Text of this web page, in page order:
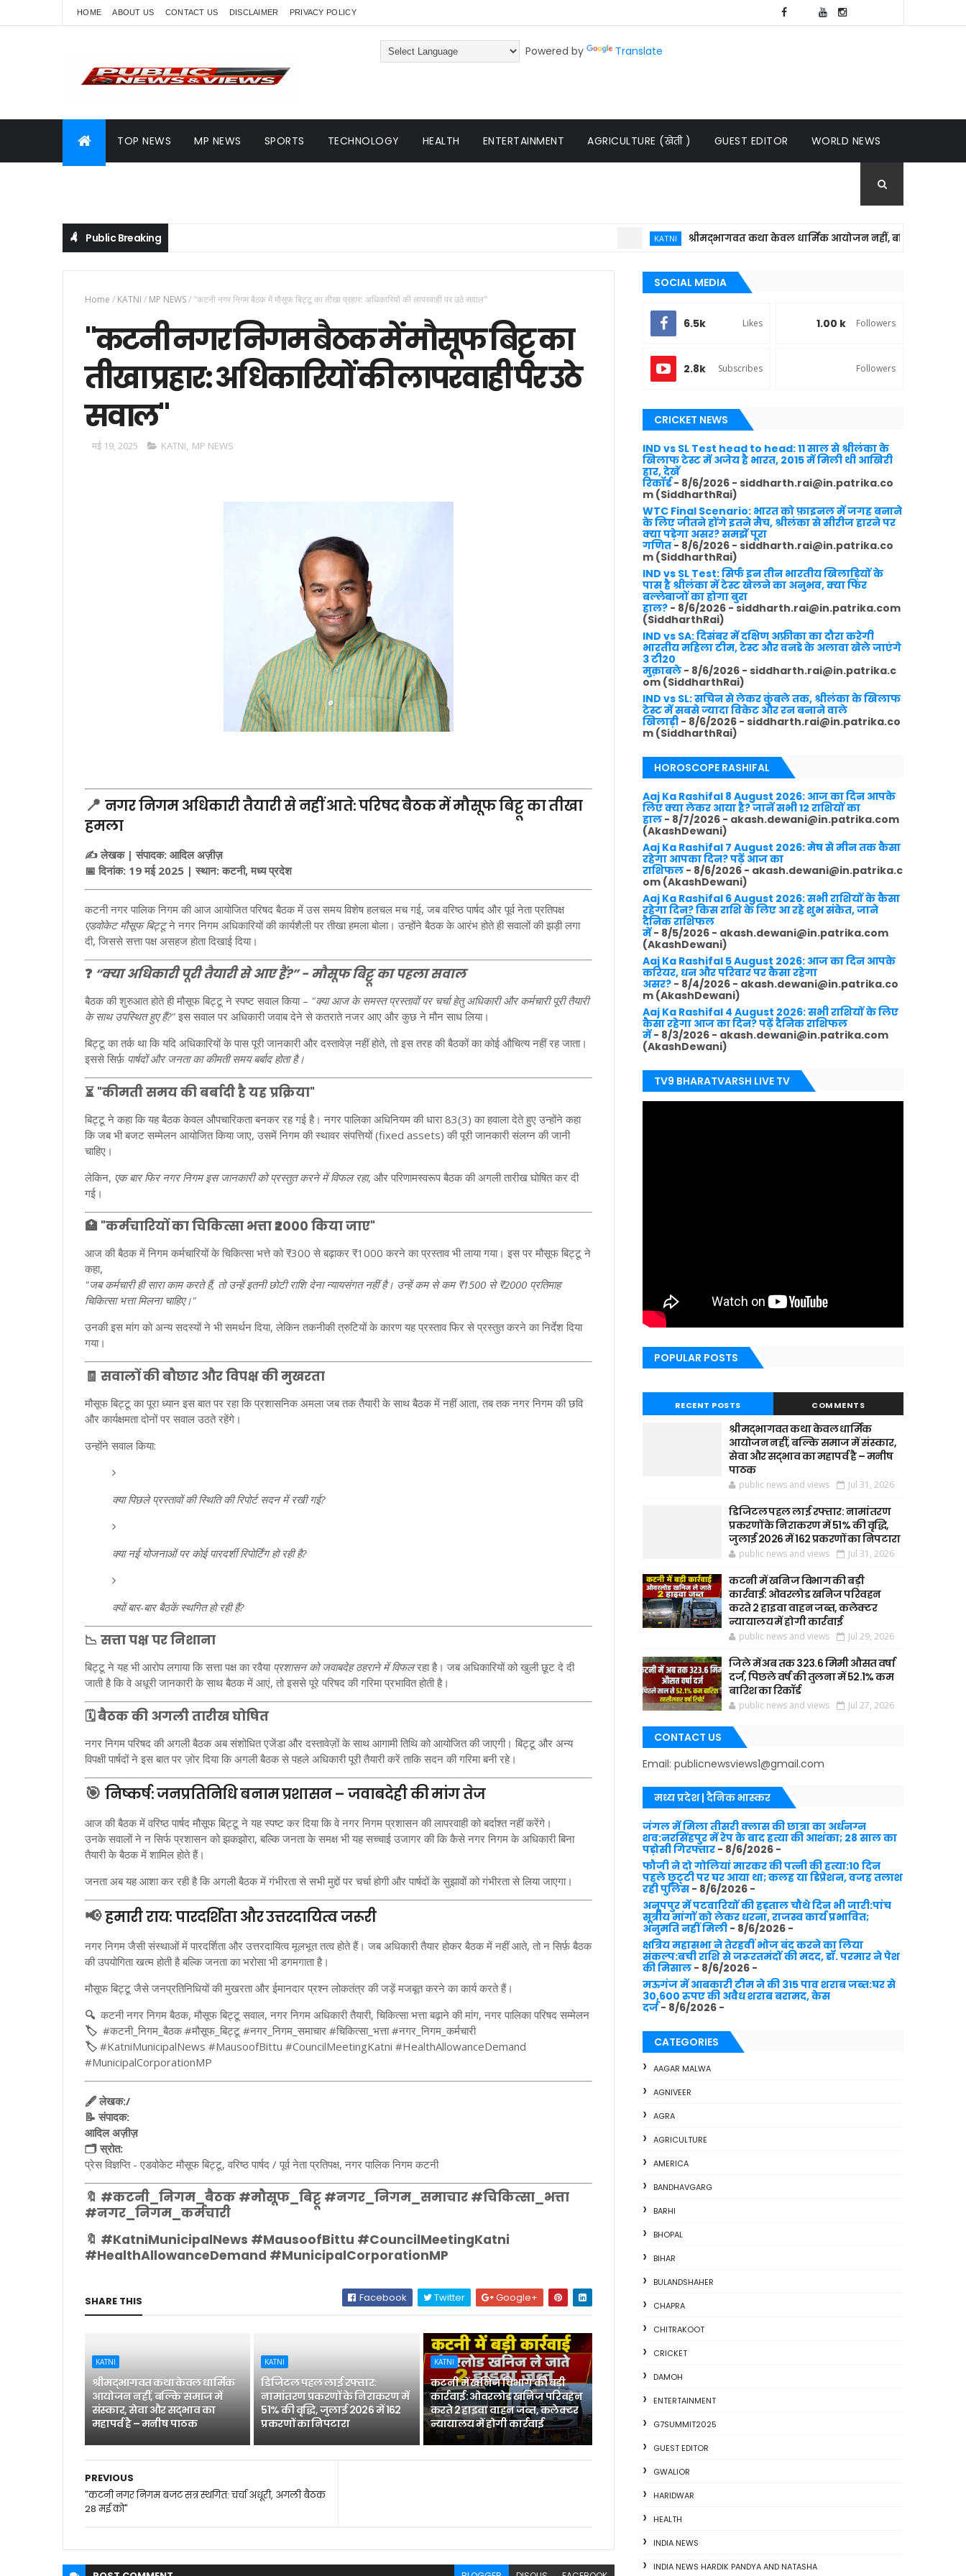
HOME ABOUT US CONTACT US DISCLAIMER PRIVACY POLICY
Powered by Translate
TOP NEWS MP NEWS SPORTS TECHNOLOGY HEALTH ENTERTAINMENT AGRICULTURE (खेती ) GUEST EDITOR WORLD NEWS
Public Breaking श्रीमद्भागवत कथा केवल धार्मिक आयोजन नहीं, बल्कि समाज में संस्कार,
Home / KATNI / MP NEWS/ "कटनी नगर निगम बैठक में मौसूफ बिट्टू का तीखा प्रहार: अधिकारियों की लापरवाही पर उठे सवाल"
"कटनी नगर निगम बैठक में मौसूफ बिट्टू का
तीखा प्रहार: अधिकारियों की लापरवाही पर उठे
सवाल"
मई 19, 2025 KATNI, MP NEWS
📍 नगर निगम अधिकारी तैयारी से नहीं आते: परिषद बैठक में मौसूफ बिट्टू का तीखा
हमला
✍️ लेखक | संपादक: आदिल अज़ीज़
📅 दिनांक: 19 मई 2025 | स्थान: कटनी, मध्य प्रदेश
कटनी नगर पालिक निगम की आज आयोजित परिषद बैठक में उस समय विशेष हलचल मच गई, जब वरिष्ठ पार्षद और पूर्व नेता प्रतिपक्ष
एडवोकेट मौसूफ बिट्टूने नगर निगम अधिकारियों की कार्यशैली पर तीखा हमला बोला। उन्होंने बैठक के आरंभ होते ही सवालों की झड़ी लगा
दी, जिससे सत्ता पक्ष असहज होता दिखाई दिया।
❓ “क्या अधिकारी पूरी तैयारी से आए हैं?” - मौसूफ बिट्टू का पहला सवाल
बैठक की शुरुआत होते ही मौसूफ बिट्टू ने स्पष्ट सवाल किया – "क्या आज के समस्त प्रस्तावों पर चर्चा हेतु अधिकारी और कर्मचारी पूरी तैयारी
के साथ उपस्थित हुए हैं?" इस सवाल पर अधिकारी जवाब देने से कतराते नजर आए और कुछ ने मौन साध लिया।
बिट्टू का तर्क था कि यदि अधिकारियों के पास पूरी जानकारी और दस्तावेज़ नहीं होते, तो इस तरह की बैठकों का कोई औचित्य नहीं रह जाता।
इससे सिर्फ़ पार्षदों और जनता का कीमती समय बर्बाद होता है।
⏳ "कीमती समय की बर्बादी है यह प्रक्रिया"
बिट्टू ने कहा कि यह बैठक केवल औपचारिकता बनकर रह गई है। नगर पालिका अधिनियम की धारा 83(3) का हवाला देते हुए उन्होंने कहा
कि जब भी बजट सम्मेलन आयोजित किया जाए, उसमें निगम की स्थावर संपत्तियों (fixed assets) की पूरी जानकारी संलग्न की जानी
चाहिए।
लेकिन, एक बार फिर नगर निगम इस जानकारी को प्रस्तुत करने में विफल रहा, और परिणामस्वरूप बैठक की अगली तारीख घोषित कर दी
गई।
🏥 "कर्मचारियों का चिकित्सा भत्ता ₹2000 किया जाए"
आज की बैठक में निगम कर्मचारियों के चिकित्सा भत्ते को ₹300 से बढ़ाकर ₹1000 करने का प्रस्ताव भी लाया गया। इस पर मौसूफ बिट्टू ने
कहा,
"जब कर्मचारी ही सारा काम करते हैं, तो उन्हें इतनी छोटी राशि देना न्यायसंगत नहीं है। उन्हें कम से कम ₹1500 से ₹2000 प्रतिमाह
चिकित्सा भत्ता मिलना चाहिए।"
उनकी इस मांग को अन्य सदस्यों ने भी समर्थन दिया, लेकिन तकनीकी त्रुटियों के कारण यह प्रस्ताव फिर से प्रस्तुत करने का निर्देश दिया
गया।
🧾 सवालों की बौछार और विपक्ष की मुखरता
मौसूफ बिट्टू का पूरा ध्यान इस बात पर रहा कि प्रशासनिक अमला जब तक तैयारी के साथ बैठक में नहीं आता, तब तक नगर निगम की छवि
और कार्यक्षमता दोनों पर सवाल उठते रहेंगे।
उन्होंने सवाल किया:
क्या पिछले प्रस्तावों की स्थिति की रिपोर्ट सदन में रखी गई?
क्या नई योजनाओं पर कोई पारदर्शी रिपोर्टिंग हो रही है?
क्यों बार-बार बैठकें स्थगित हो रही हैं?
📉 सत्ता पक्ष पर निशाना
बिट्टू ने यह भी आरोप लगाया कि सत्ता पक्ष का रवैया प्रशासन को जवाबदेह ठहराने में विफलरहा है। जब अधिकारियों को खुली छूट दे दी
जाती है कि वे अधूरी जानकारी के साथ बैठक में आएं, तो इससे पूरे परिषद की गरिमा प्रभावित होती है।
🗓️बैठक की अगली तारीख घोषित
नगर निगम परिषद की अगली बैठक अब संशोधित एजेंडा और दस्तावेज़ों के साथ आगामी तिथि को आयोजित की जाएगी। बिट्टू और अन्य
विपक्षी पार्षदों ने इस बात पर ज़ोर दिया कि अगली बैठक से पहले अधिकारी पूरी तैयारी करें ताकि सदन की गरिमा बनी रहे।
🎯 निष्कर्ष: जनप्रतिनिधि बनाम प्रशासन – जवाबदेही की मांग तेज
आज की बैठक में वरिष्ठ पार्षद मौसूफ बिट्टू ने यह स्पष्ट कर दिया कि वे नगर निगम प्रशासन की लापरवाही को बर्दाश्त नहीं करेंगे।
उनके सवालों ने न सिर्फ प्रशासन को झकझोरा, बल्कि जनता के समक्ष भी यह सच्चाई उजागर की कि कैसे नगर निगम के अधिकारी बिना
तैयारी के बैठक में शामिल होते हैं।
जनता अब यह आशा कर रही है कि अगली बैठक में गंभीरता से सभी मुद्दों पर चर्चा होगी और पार्षदों के सुझावों को गंभीरता से लिया जाएगा।
📢हमारी राय: पारदर्शिता और उत्तरदायित्व जरूरी
नगर निगम जैसी संस्थाओं में पारदर्शिता और उत्तरदायित्व मूलभूत तत्व होते हैं। जब अधिकारी तैयार होकर बैठक में नहीं आते, तो न सिर्फ़ बैठक
की उपयोगिता खत्म होती है बल्कि जनता का भरोसा भी डगमगाता है।
मौसूफ बिट्टू जैसे जनप्रतिनिधियों की मुखरता और ईमानदार प्रश्न लोकतंत्र की जड़ें मजबूत करने का कार्य करते हैं।
🔍 कटनी नगर निगम बैठक, मौसूफ बिट्टू सवाल, नगर निगम अधिकारी तैयारी, चिकित्सा भत्ता बढ़ाने की मांग, नगर पालिका परिषद सम्मेलन
🏷️ #कटनी_निगम_बैठक #मौसूफ_बिट्टू #नगर_निगम_समाचार #चिकित्सा_भत्ता #नगर_निगम_कर्मचारी
🏷️ #KatniMunicipalNews #MausoofBittu #CouncilMeetingKatni #HealthAllowanceDemand
#MunicipalCorporationMP
🖋️ लेखक:/
📝 संपादक:
आदिल अज़ीज़
🗂️ स्रोत:
प्रेस विज्ञप्ति - एडवोकेट मौसूफ बिट्टू, वरिष्ठ पार्षद / पूर्व नेता प्रतिपक्ष, नगर पालिक निगम कटनी
🔖 #कटनी_निगम_बैठक #मौसूफ_बिट्टू #नगर_निगम_समाचार #चिकित्सा_भत्ता
#नगर_निगम_कर्मचारी
🔖 #KatniMunicipalNews #MausoofBittu #CouncilMeetingKatni
#HealthAllowanceDemand #MunicipalCorporationMP
SHARE THIS Facebook Twitter Google+
KATNI
श्रीमद्भागवत कथा केवल धार्मिक
आयोजन नहीं, बल्कि समाज में
संस्कार, सेवा और सद्भाव का
महापर्व है – मनीष पाठक
KATNI
डिजिटल पहल लाई रफ्तार:
नामांतरण प्रकरणों के निराकरण में
51% की वृद्धि, जुलाई 2026 में 162
प्रकरणों का निपटारा
KATNI
कटनी में खनिज विभाग की बड़ी
कार्रवाई: ओवरलोड खनिज परिवहन
करते 2 हाइवा वाहन जब्त, कलेक्टर
न्यायालय में होगी कार्रवाई
PREVIOUS
"कटनी नगर निगम बजट सत्र स्थगित: चर्चा अधूरी, अगली बैठक
28 मई को"
SOCIAL MEDIA
6.5k Likes 1.00 k Followers
2.8k Subscribes Followers
CRICKET NEWS
IND vs SL Test head to head: 11 साल से श्रीलंका के
खिलाफ टेस्ट में अजेय है भारत, 2015 में मिली थी आखिरी
हार, देखें
रिकॉर्ड- 8/6/2026 - siddharth.rai@in.patrika.co
m (SiddharthRai)
WTC Final Scenario: भारत को फ़ाइनल में जगह बनाने
के लिए जीतने होंगे इतने मैच, श्रीलंका से सीरीज हारने पर
क्या पड़ेगा असर? समझें पूरा
गणित- 8/6/2026 - siddharth.rai@in.patrika.co
m (SiddharthRai)
IND vs SL Test: सिर्फ इन तीन भारतीय खिलाड़ियों के
पास है श्रीलंका में टेस्ट खेलने का अनुभव, क्या फिर
बल्लेबाजों का होगा बुरा
हाल? - 8/6/2026 - siddharth.rai@in.patrika.com
(SiddharthRai)
IND vs SA: दिसंबर में दक्षिण अफ्रीका का दौरा करेगी
भारतीय महिला टीम, टेस्ट और वनडे के अलावा खेले जाएंगे
3 टी20
मुक़ाबले - 8/6/2026 - siddharth.rai@in.patrika.c
om (SiddharthRai)
IND vs SL: सचिन से लेकर कुंबले तक, श्रीलंका के खिलाफ
टेस्ट में सबसे ज्यादा विकेट और रन बनाने वाले
खिलाड़ी - 8/6/2026 - siddharth.rai@in.patrika.co
m (SiddharthRai)
HOROSCOPE RASHIFAL
Aaj Ka Rashifal 8 August 2026: आज का दिन आपके
लिए क्या लेकर आया है? जानें सभी 12 राशियों का
हाल - 8/7/2026 - akash.dewani@in.patrika.com
(AkashDewani)
Aaj Ka Rashifal 7 August 2026: मेष से मीन तक कैसा
रहेगा आपका दिन? पढ़ें आज का
राशिफल - 8/6/2026 - akash.dewani@in.patrika.c
om (AkashDewani)
Aaj Ka Rashifal 6 August 2026: सभी राशियों के कैसा
रहेगा दिन? किस राशि के लिए आ रहे शुभ संकेत, जाने
दैनिक राशिफल
में- 8/5/2026 - akash.dewani@in.patrika.com
(AkashDewani)
Aaj Ka Rashifal 5 August 2026: आज का दिन आपके
करियर, धन और परिवार पर कैसा रहेगा
असर? - 8/4/2026 - akash.dewani@in.patrika.co
m (AkashDewani)
Aaj Ka Rashifal 4 August 2026: सभी राशियों के लिए
कैसा रहेगा आज का दिन? पढ़ें दैनिक राशिफल
में- 8/3/2026 - akash.dewani@in.patrika.com
(AkashDewani)
TV9 BHARATVARSH LIVE TV
POPULAR POSTS
RECENT POSTS COMMENTS
श्रीमद्भागवत कथा केवल धार्मिक
आयोजन नहीं, बल्कि समाज में संस्कार,
सेवा और सद्भाव का महापर्व है – मनीष
पाठक
public news and views Jul 31, 2026
डिजिटल पहल लाई रफ्तार: नामांतरण
प्रकरणों के निराकरण में 51% की वृद्धि,
जुलाई 2026 में 162 प्रकरणों का निपटारा
public news and views Jul 31, 2026
कटनी में खनिज विभाग की बड़ी
कार्रवाई: ओवरलोड खनिज परिवहन
करते 2 हाइवा वाहन जब्त, कलेक्टर
न्यायालय में होगी कार्रवाई
public news and views Jul 29, 2026
जिले में अब तक 323.6 मिमी औसत वर्षा
दर्ज, पिछले वर्ष की तुलना में 52.1% कम
बारिश का रिकॉर्ड
public news and views Jul 27, 2026
CONTACT US
Email: publicnewsviews1@gmail.com
मध्य प्रदेश | दैनिक भास्कर
जंगल में मिला तीसरी क्लास की छात्रा का अर्धनग्न
शव:नरसिंहपुर में रेप के बाद हत्या की आशंका; 28 साल का
पड़ोसी गिरफ्तार - 8/6/2026 -
फौजी ने दो गोलियां मारकर की पत्नी की हत्या:10 दिन
पहले छुट्‌टी पर घर आया था; कलह या डिप्रेशन, वजह तलाश
रही पुलिस - 8/6/2026 -
अनूपपुर में पटवारियों की हड़ताल चौथे दिन भी जारी:पांच
सूत्रीय मांगों को लेकर धरना, राजस्व कार्य प्रभावित;
अनुमति नहीं मिली - 8/6/2026 -
क्षत्रिय महासभा ने तेरहवीं भोज बंद करने का लिया
संकल्प:बची राशि से जरूरतमंदों की मदद, डॉ. परमार ने पेश
की मिसाल - 8/6/2026 -
मऊगंज में आबकारी टीम ने की 315 पाव शराब जब्त:घर से
30,600 रुपए की अवैध शराब बरामद, केस
दर्ज- 8/6/2026 -
CATEGORIES
AAGAR MALWA
AGNIVEER
AGRA
AGRICULTURE
AMERICA
BANDHAVGARG
BARHI
BHOPAL
BIHAR
BULANDSHAHER
CHAPRA
CHITRAKOOT
CRICKET
DAMOH
ENTERTAINMENT
G7SUMMIT2025
GUEST EDITOR
GWALIOR
HARIDWAR
HEALTH
INDIA NEWS
INDIA NEWS HARDIK PANDYA AND NATASHA